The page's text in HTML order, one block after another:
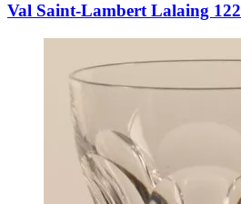
Val Saint-Lambert Lalaing 122